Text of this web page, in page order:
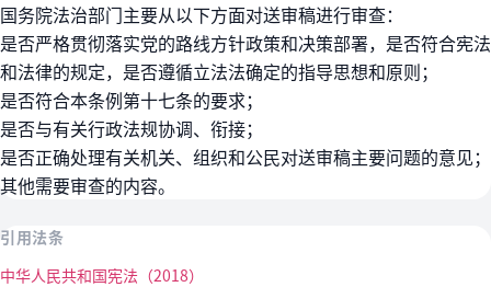
国务院法治部门主要从以下方面对送审稿进行审查：
是否严格贯彻落实党的路线方针政策和决策部署，是否符合宪法
和法律的规定，是否遵循立法法确定的指导思想和原则；
是否符合本条例第十七条的要求；
是否与有关行政法规协调、衔接；
是否正确处理有关机关、组织和公民对送审稿主要问题的意见；
其他需要审查的内容。
引用法条
中华人民共和国宪法（2018）